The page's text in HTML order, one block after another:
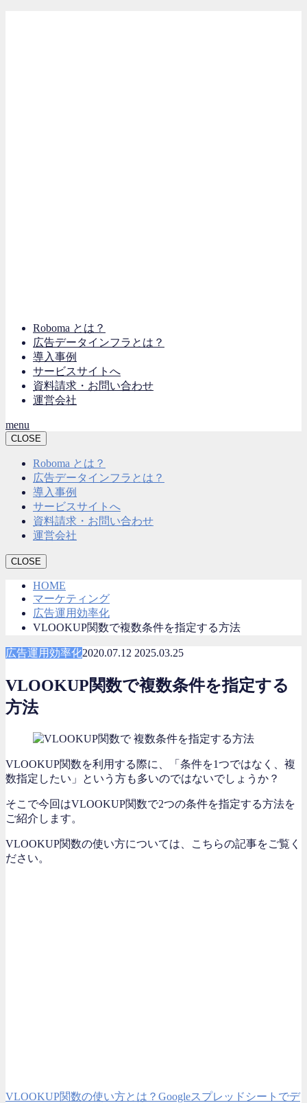
Roboma とは？
広告データインフラとは？
導入事例
サービスサイトへ
資料請求・お問い合わせ
運営会社
menu
CLOSE
Roboma とは？
広告データインフラとは？
導入事例
サービスサイトへ
資料請求・お問い合わせ
運営会社
CLOSE
HOME
マーケティング
広告運用効率化
VLOOKUP関数で複数条件を指定する方法
広告運用効率化2020.07.12 2025.03.25
VLOOKUP関数で複数条件を指定する
方法
VLOOKUP関数を利用する際に、「条件を1つではなく、複
数指定したい」という方も多いのではないでしょうか？
そこで今回はVLOOKUP関数で2つの条件を指定する方法を
ご紹介します。
VLOOKUP関数の使い方については、こちらの記事をご覧く
ださい。
VLOOKUP関数の使い方とは？Googleスプレッドシートでデ